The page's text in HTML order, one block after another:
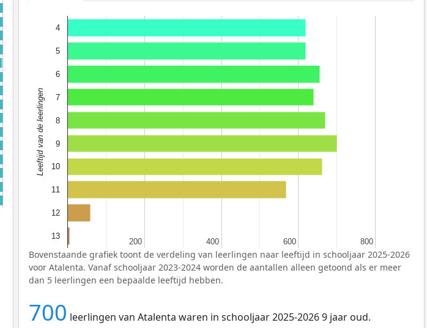
200
200 400
400 600
600 800
800
4
5
6
7
8
9
10
11
12
13
Leeftijd van de leerlingen
Bovenstaande grafiek toont de verdeling van leerlingen naar leeftijd in schooljaar 2025-2026
voor Atalenta. Vanaf schooljaar 2023-2024 worden de aantallen alleen getoond als er meer
dan 5 leerlingen een bepaalde leeftijd hebben.
700 leerlingen van Atalenta waren in schooljaar 2025-2026 9 jaar oud.